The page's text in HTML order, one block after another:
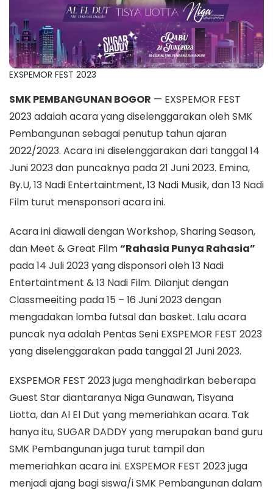
EXSPEMOR FEST 2023
SMK PEMBANGUNAN BOGOR — EXSPEMOR FEST
2023 adalah acara yang diselenggarakan oleh SMK
Pembangunan sebagai penutup tahun ajaran
2022/2023. Acara ini diselenggarakan dari tanggal 14
Juni 2023 dan puncaknya pada 21 Juni 2023. Emina,
By.U, 13 Nadi Entertaintment, 13 Nadi Musik, dan 13 Nadi
Film turut mensponsori acara ini.
Acara ini diawali dengan Workshop, Sharing Season,
dan Meet & Great Film“Rahasia Punya Rahasia”
pada 14 Juli 2023 yang disponsori oleh 13 Nadi
Entertaintment & 13 Nadi Film. Dilanjut dengan
Classmeeiting pada 15 – 16 Juni 2023 dengan
mengadakan lomba futsal dan basket. Lalu acara
puncak nya adalah Pentas Seni EXSPEMOR FEST 2023
yang diselenggarakan pada tanggal 21 Juni 2023.
EXSPEMOR FEST 2023 juga menghadirkan beberapa
Guest Star diantaranya Niga Gunawan, Tisyana
Liotta, dan Al El Dut yang memeriahkan acara. Tak
hanya itu, SUGAR DADDY yang merupakan band guru
SMK Pembangunan juga turut tampil dan
memeriahkan acara ini. EXSPEMOR FEST 2023 juga
menjadi ajang bagi siswa/i SMK Pembangunan dalam